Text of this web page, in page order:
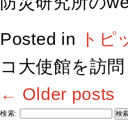
Posted in
トピ
コ大使館を訪問
← Older posts
検索: